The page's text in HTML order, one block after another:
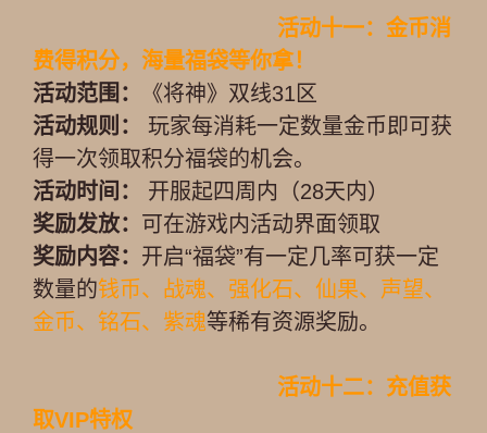
活动十一：金币消
费得积分，海量福袋等你拿！
活动范围：
《将神》双线31区
活动规则：
玩家每消耗一定数量金币即可获
得一次领取积分福袋的机会。
活动时间：
开服起四周内（28天内）
奖励发放： 可在游戏内活动界面领取
奖励内容： 开启“福袋”有一定几率可获一定
数量的钱币、战魂、强化石、仙果、声望、
金币、铭石、紫魂等稀有资源奖励。
活动十二：充值获
取VIP特权